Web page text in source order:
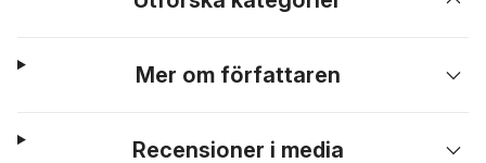
Mer om författaren
Recensioner i media